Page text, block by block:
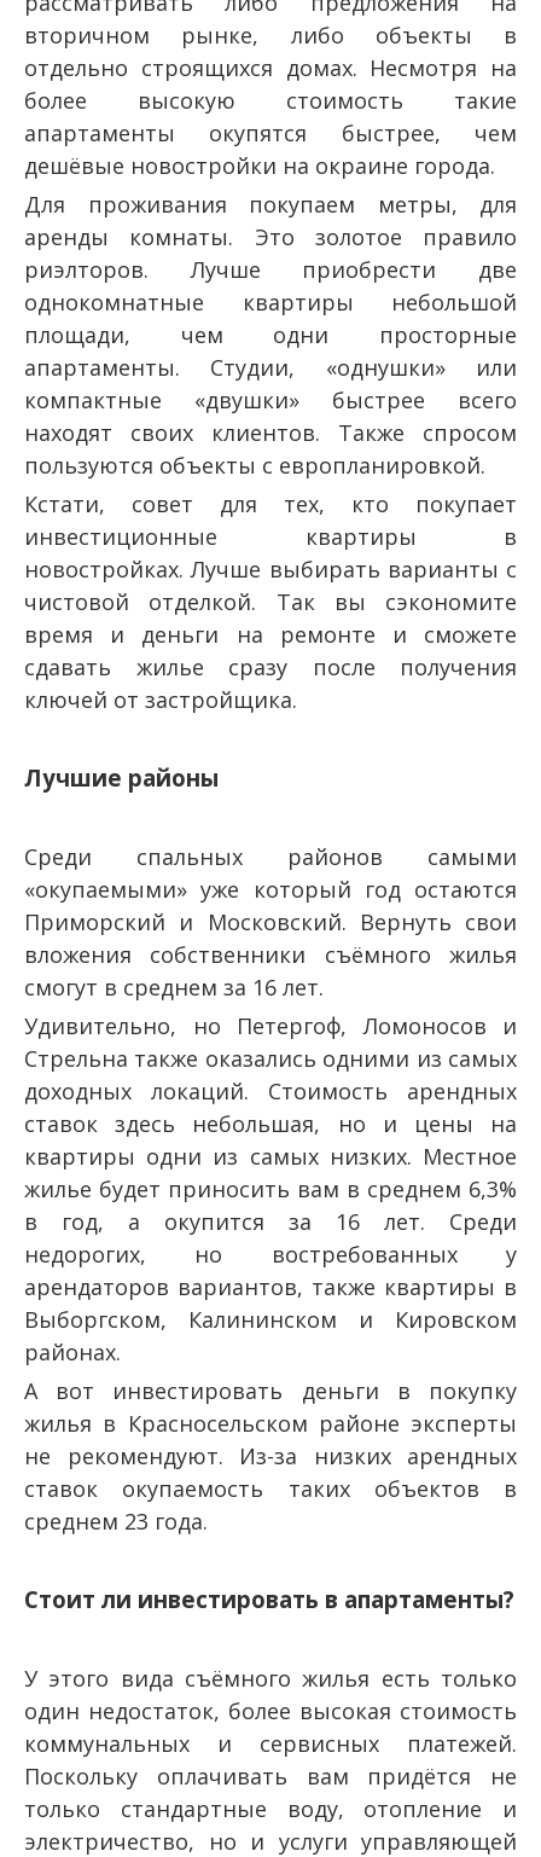
вторичном рынке, либо объекты в
отдельно строящихся домах. Несмотря на
более высокую стоимость такие
апартаменты окупятся быстрее, чем
дешёвые новостройки на окраине города.
Для проживания покупаем метры, для
аренды комнаты. Это золотое правило
риэлторов. Лучше приобрести две
однокомнатные квартиры небольшой
площади, чем одни просторные
апартаменты. Студии, «однушки» или
компактные «двушки» быстрее всего
находят своих клиентов. Также спросом
пользуются объекты с европланировкой.
Кстати, совет для тех, кто покупает
инвестиционные квартиры в
новостройках. Лучше выбирать варианты с
чистовой отделкой. Так вы сэкономите
время и деньги на ремонте и сможете
сдавать жилье сразу после получения
ключей от застройщика.
Лучшие районы
Среди спальных районов самыми
«окупаемыми» уже который год остаются
Приморский и Московский. Вернуть свои
вложения собственники съёмного жилья
смогут в среднем за 16 лет.
Удивительно, но Петергоф, Ломоносов и
Стрельна также оказались одними из самых
доходных локаций. Стоимость арендных
ставок здесь небольшая, но и цены на
квартиры одни из самых низких. Местное
жилье будет приносить вам в среднем 6,3%
в год, а окупится за 16 лет. Среди
недорогих, но востребованных у
арендаторов вариантов, также квартиры в
Выборгском, Калининском и Кировском
районах.
А вот инвестировать деньги в покупку
жилья в Красносельском районе эксперты
не рекомендуют. Из-за низких арендных
ставок окупаемость таких объектов в
среднем 23 года.
Стоит ли инвестировать в апартаменты?
У этого вида съёмного жилья есть только
один недостаток, более высокая стоимость
коммунальных и сервисных платежей.
Поскольку оплачивать вам придётся не
только стандартные воду, отопление и
электричество, но и услуги управляющей